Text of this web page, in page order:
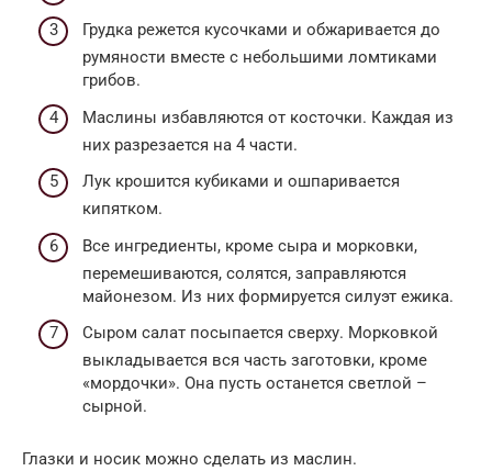
Грудка режется кусочками и обжаривается до
румяности вместе с небольшими ломтиками
грибов.
Маслины избавляются от косточки. Каждая из
них разрезается на 4 части.
Лук крошится кубиками и ошпаривается
кипятком.
Все ингредиенты, кроме сыра и морковки,
перемешиваются, солятся, заправляются
майонезом. Из них формируется силуэт ежика.
Сыром салат посыпается сверху. Морковкой
выкладывается вся часть заготовки, кроме
«мордочки». Она пусть останется светлой –
сырной.
Глазки и носик можно сделать из маслин.